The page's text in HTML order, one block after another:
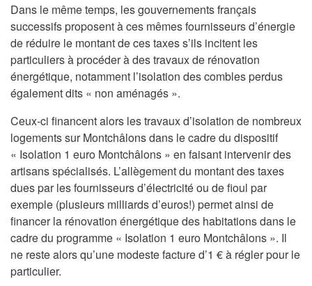
Dans le même temps, les gouvernements français
successifs proposent à ces mêmes fournisseurs d’énergie
de réduire le montant de ces taxes s’ils incitent les
particuliers à procéder à des travaux de rénovation
énergétique, notamment l’isolation des combles perdus
également dits « non aménagés ».
Ceux-ci financent alors les travaux d’isolation de nombreux
logements sur Montchâlons dans le cadre du dispositif
« Isolation 1 euro Montchâlons » en faisant intervenir des
artisans spécialisés. L’allègement du montant des taxes
dues par les fournisseurs d’électricité ou de fioul par
exemple (plusieurs milliards d’euros!) permet ainsi de
financer la rénovation énergétique des habitations dans le
cadre du programme « Isolation 1 euro Montchâlons ». Il
ne reste alors qu’une modeste facture d’1 € à régler pour le
particulier.